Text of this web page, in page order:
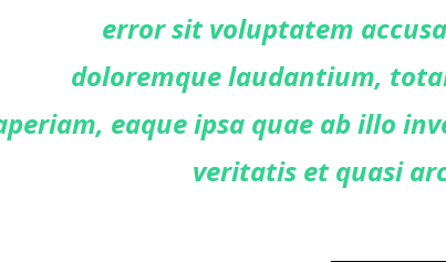
error sit voluptatem
doloremque laudantium,
eaque ipsa quae ab illo
veritatis et quasi